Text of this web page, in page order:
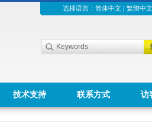
选择语言： 简体中文| 繁體中文
技术支持 联系方式 访